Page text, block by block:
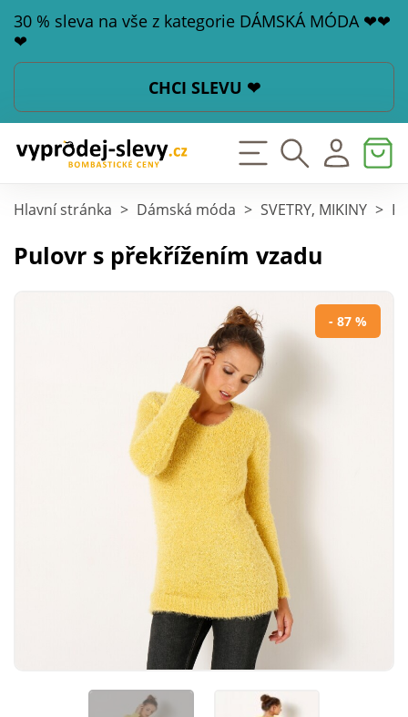
30 % sleva na vše z kategorie DÁMSKÁ MÓDA ❤❤
❤
CHCI SLEVU ❤
Hlavní stránka > Dámská móda > SVETRY, MIKINY >
Pulovr s překřížením vzadu
- 87 %